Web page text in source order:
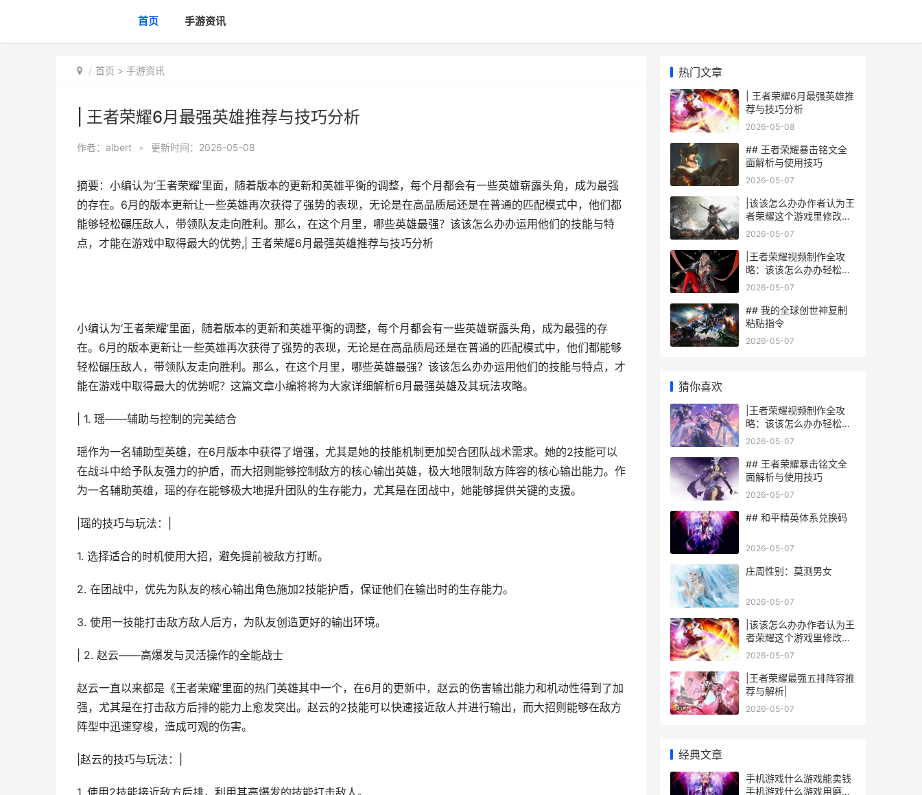
首页 手游资讯
首页 > 手游资讯
| 王者荣耀6月最强英雄推荐与技巧分析
作者： albert • 更新时间：2026-05-08
摘要：小编认为‘王者荣耀’里面，随着版本的更新和英雄平衡的调整，每个月都会有一些英雄崭露头角，成为最强
的存在。6月的版本更新让一些英雄再次获得了强势的表现，无论是在高品质局还是在普通的匹配模式中，他们都
能够轻松碾压敌人，带领队友走向胜利。那么，在这个月里，哪些英雄最强？该该怎么办办运用他们的技能与特
点，才能在游戏中取得最大的优势,| 王者荣耀6月最强英雄推荐与技巧分析
小编认为‘王者荣耀’里面，随着版本的更新和英雄平衡的调整，每个月都会有一些英雄崭露头角，成为最强的存
在。6月的版本更新让一些英雄再次获得了强势的表现，无论是在高品质局还是在普通的匹配模式中，他们都能够
轻松碾压敌人，带领队友走向胜利。那么，在这个月里，哪些英雄最强？该该怎么办办运用他们的技能与特点，才
能在游戏中取得最大的优势呢？这篇文章小编将将为大家详细解析6月最强英雄及其玩法攻略。
| 1. 瑶——辅助与控制的完美结合
瑶作为一名辅助型英雄，在6月版本中获得了增强，尤其是她的技能机制更加契合团队战术需求。她的2技能可以
在战斗中给予队友强力的护盾，而大招则能够控制敌方的核心输出英雄，极大地限制敌方阵容的核心输出能力。作
为一名辅助英雄，瑶的存在能够极大地提升团队的生存能力，尤其是在团战中，她能够提供关键的支援。
|瑶的技巧与玩法：|
1. 选择适合的时机使用大招，避免提前被敌方打断。
2. 在团战中，优先为队友的核心输出角色施加2技能护盾，保证他们在输出时的生存能力。
3. 使用一技能打击敌方敌人后方，为队友创造更好的输出环境。
| 2. 赵云——高爆发与灵活操作的全能战士
赵云一直以来都是《王者荣耀’里面的热门英雄其中一个，在6月的更新中，赵云的伤害输出能力和机动性得到了加
强，尤其是在打击敌方后排的能力上愈发突出。赵云的2技能可以快速接近敌人并进行输出，而大招则能够在敌方
阵型中迅速穿梭，造成可观的伤害。
|赵云的技巧与玩法：|
热门文章
| 王者荣耀6月最强英雄推
荐与技巧分析
2026-05-08
## 王者荣耀暴击铭文全
面解析与使用技巧
2026-05-07
|该该怎么办办作者认为王
者荣耀这个游戏里修改空
白名字|
2026-05-07
|王者荣耀视频制作全攻
略：该该怎么办办轻松制
作精妙视频|
2026-05-07
## 我的全球创世神复制
粘贴指令
2026-05-07
猜你喜欢
|王者荣耀视频制作全攻
略：该该怎么办办轻松制
作精妙视频|
2026-05-07
## 王者荣耀暴击铭文全
面解析与使用技巧
2026-05-07
## 和平精英体系兑换码
2026-05-07
庄周性别：莫测男女
2026-05-07
|该该怎么办办作者认为王
者荣耀这个游戏里修改空
白名字|
2026-05-07
|王者荣耀最强五排阵容推
荐与解析|
2026-05-07
经典文章
手机游戏什么游戏能卖钱
手机游戏什么游戏用磨刀